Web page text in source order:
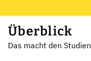
Überblick
Das macht den